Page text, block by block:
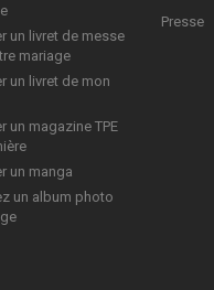
un livret de messe
mariage
un livret de mon
un magazine TPE
un manga
un album photo
Presse